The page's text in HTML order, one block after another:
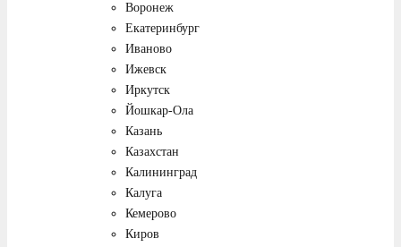
Воронеж
Екатеринбург
Иваново
Ижевск
Иркутск
Йошкар-Ола
Казань
Казахстан
Калининград
Калуга
Кемерово
Киров